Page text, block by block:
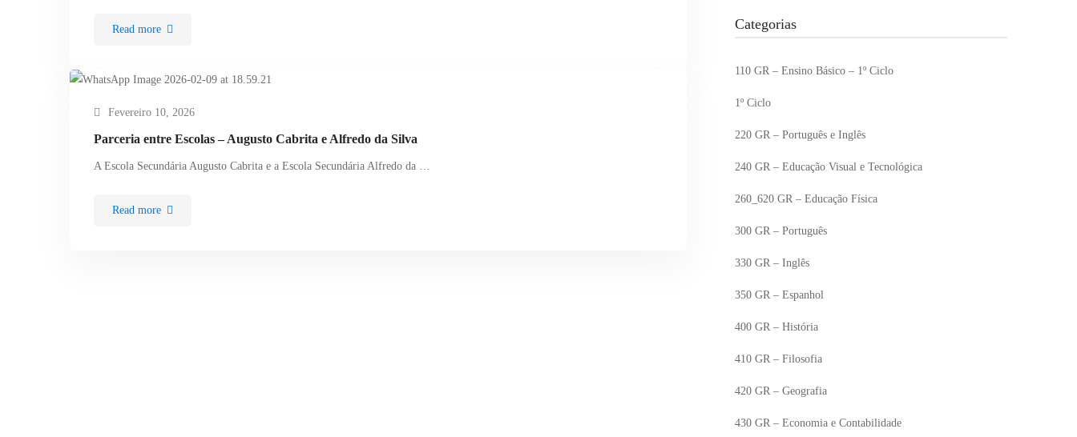
Read more
Fevereiro 10, 2026
Parceria entre Escolas – Augusto Cabrita e Alfredo da Silva
A Escola Secundária Augusto Cabrita e a Escola Secundária Alfredo da …
Read more
Categorias
110 GR – Ensino Básico – 1º Ciclo
1º Ciclo
220 GR – Português e Inglês
240 GR – Educação Visual e Tecnológica
260_620 GR – Educação Física
300 GR – Português
330 GR – Inglês
350 GR – Espanhol
400 GR – História
410 GR – Filosofia
420 GR – Geografia
430 GR – Economia e Contabilidade